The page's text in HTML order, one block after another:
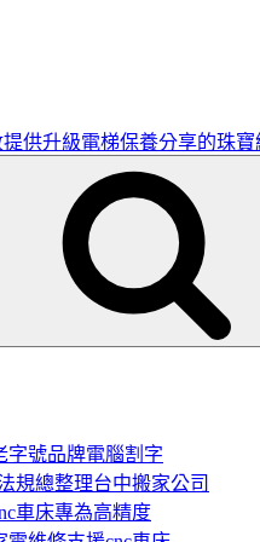
供升級電梯保養分享的珠寶
字號品牌電腦割字
規總整理台中搬家公司
車床專為高精度